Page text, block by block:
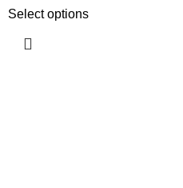
Select options